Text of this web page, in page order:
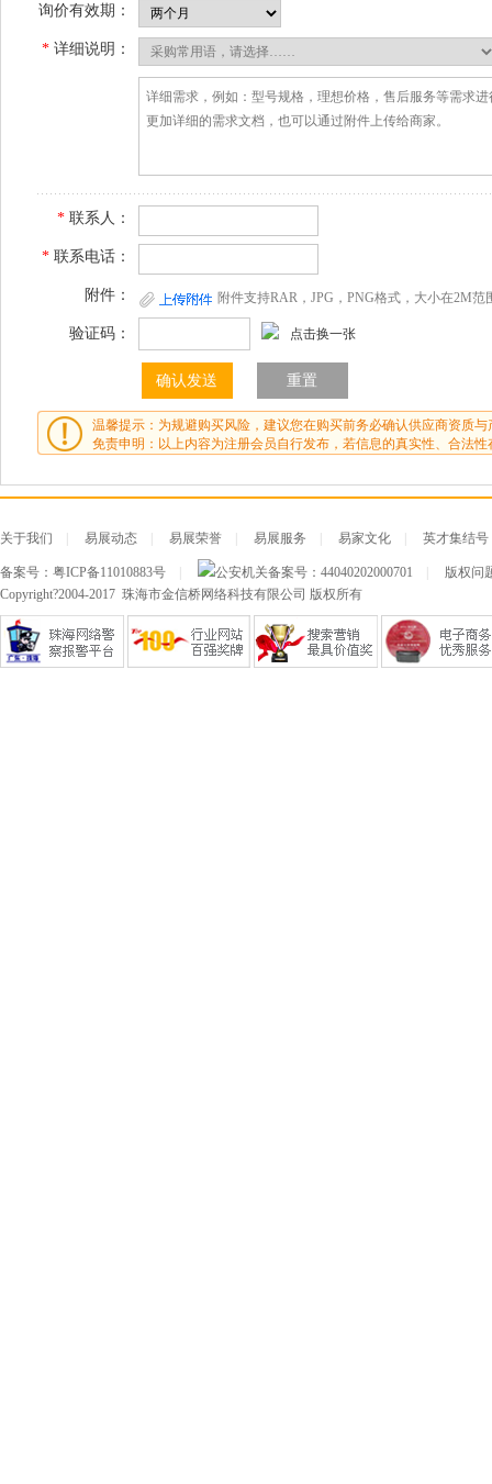
询价有效期：
* 详细说明：
* 联系人：
* 联系电话：
附件： 附件支持RAR，JPG，PNG格式，大小在2M范
验证码： 点击换一张
温馨提示：为规避购买风险，建议您在购买前务必确认供应商资质与
免责申明：以上内容为注册会员自行发布，若信息的真实性、合法性
关于我们 易展动态 易展荣誉 易展服务 易家文化 英才集结号
备案号： 粤ICP备11010883号 公安机关备案号： 44040202000701
版权问
Copyright?2004-2017 珠海市金信桥网络科技有限公司 版权所有